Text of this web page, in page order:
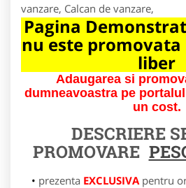
vanzare, Calcan de vanzare,
Pagina
nu este
liber
Adaugarea si
dumneavoastra pe
un cost.
DESCRIERE
PROMOVARE
prezenta EXCLUSIVApentru